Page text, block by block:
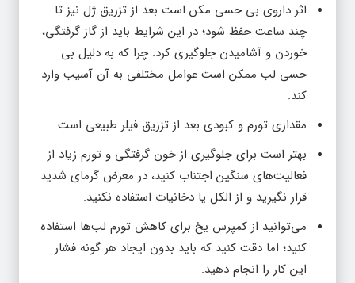
اثر داروی بی حسی مکن است بعد از تزریق ژل نیز تا
چند ساعت حفظ شود؛ در این شرایط باید از گاز گرفتگی،
خوردن و آشامیدن جلوگیری کرد. چرا که به دلیل بی
حسی لب ممکن است عوامل مختلفی به آن آسیب وارد
کند.
مقداری تورم و کبودی بعد از تزریق فیلر طبیعی است.
بهتر است برای جلوگیری از خون گرفتگی و تورم زیاد از
فعالیت‌های سنگین اجتناب کنید، در معرض گرمای شدید
قرار نگیرید و از الکل یا دخانیات استفاده نکنید.
می‌توانید از کمپرس یخ برای کاهش تورم لب‌ها استفاده
کنید؛ اما دقت کنید که باید بدون ایجاد هر گونه فشار
این کار را انجام دهید.